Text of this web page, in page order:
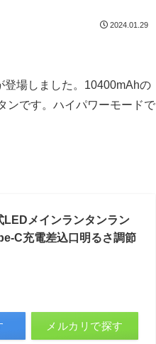
2024.01.29
場しました。10400mAhの
ンです。ハイパワーモードで
メインランタンラン
C充電差込口明るさ調節
メルカリで探す